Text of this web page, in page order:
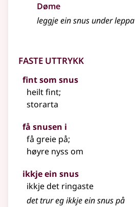
Døme
leggje ein snus under leppa
Faste uttrykk
fint som snus
heilt fint;
storarta
få snusen i
få greie på;
høyre nyss om
ikkje ein snus
ikkje det ringaste
det trur eg ikkje ein snus på